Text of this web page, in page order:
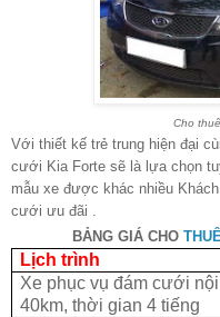
Cho
Với thiết kế trẻ trung hiện đại
cưới Kia Forte sẽ là lựa chọn
mẫu xe được khác nhiều
cưới ưu đãi .
BẢNG GIÁ CHO
Lịch trình
Xe phục vụ đám cưới
40km, thời gian 4 tiếng